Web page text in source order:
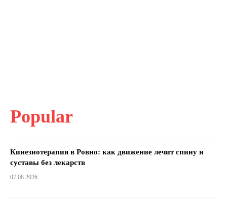
Popular
Кинезиотерапия в Ровно: как движение лечит спину и
суставы без лекарств
07.08.2026